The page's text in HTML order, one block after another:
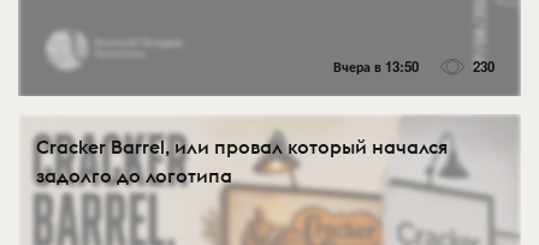
Вчера в 13:50 230
Cracker Barrel, или провал который начался
задолго до логотипа